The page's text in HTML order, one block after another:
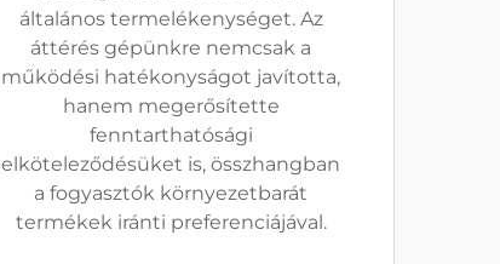
általános termelékenységet. Az
áttérés gépünkre nemcsak a
működési hatékonyságot javította,
hanem megerősítette
fenntarthatósági
elköteleződésüket is, összhangban
a fogyasztók környezetbarát
termékek iránti preferenciájával.